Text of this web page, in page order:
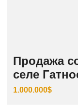
Продажа
селе
1.000.000$